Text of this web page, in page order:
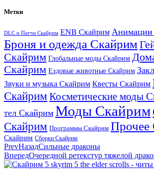
Метки
DLC и Патчи Скайрим ENB Скайрим
Броня и одежда Скайрим
Скайрим Глобальные моды Скайрим
Скайрим Ездовые животные Скайрим
Звуки и музыка Скайрим Квесты Скайрим
Скайрим Косметические моды
тел Скайрим Моды Скайрим
Скайрим Программы Скайрим Прочее
Скайрим Сборки Скайрим
PrevНазадСильные драконы
ВпередОчередной ретекстур тяжелой